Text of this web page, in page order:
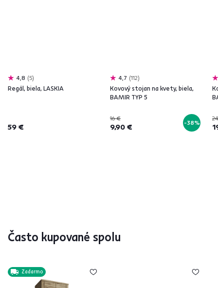
4,8 5
Regál, biela, LASKIA
59 €
4,7 112
Kovový stojan na kvety, biela,
BAMIR TYP 5
16 €
9,90 € -38%
Často kupované spolu
Zadarmo